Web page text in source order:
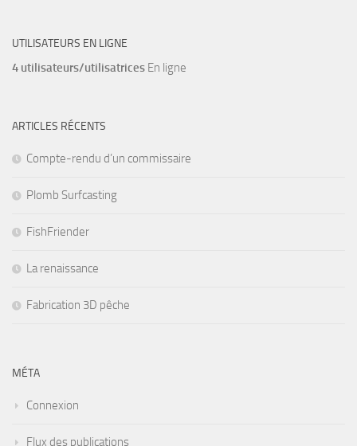
UTILISATEURS EN LIGNE
4 utilisateurs/utilisatrices En ligne
ARTICLES RÉCENTS
Compte-rendu d’un commissaire
Plomb Surfcasting
FishFriender
La renaissance
Fabrication 3D pêche
MÉTA
Connexion
Flux des publications